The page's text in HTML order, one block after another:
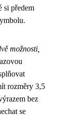
si předem
možnosti,
rozměry 3,5
bez
se